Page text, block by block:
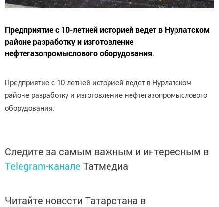
Предприятие с 10-летней историей ведет в Нурлатском
районе разработку и изготовление
нефтегазопромыслового оборудования.
Предприятие с 10-летней историей ведет в Нурлатском
районе разработку и изготовление нефтегазопромыслового
оборудования.
Следите за самым важным и интересным в
Telegram-канале Татмедиа
Читайте новости Татарстана в